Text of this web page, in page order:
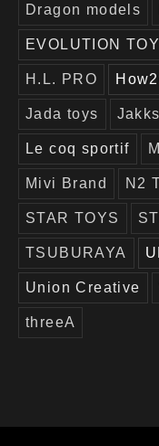
Dragon models
EVOLUTION TOY
H.L. PRO
Jada toys
Le coq sportif
Mivi Brand N2
STAR TOYS
TSUBURAYA
Union Creative
threeA